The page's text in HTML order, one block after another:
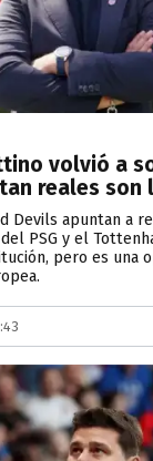
volvió a
reales son
Devils apuntan a
PSG y el
pero es una